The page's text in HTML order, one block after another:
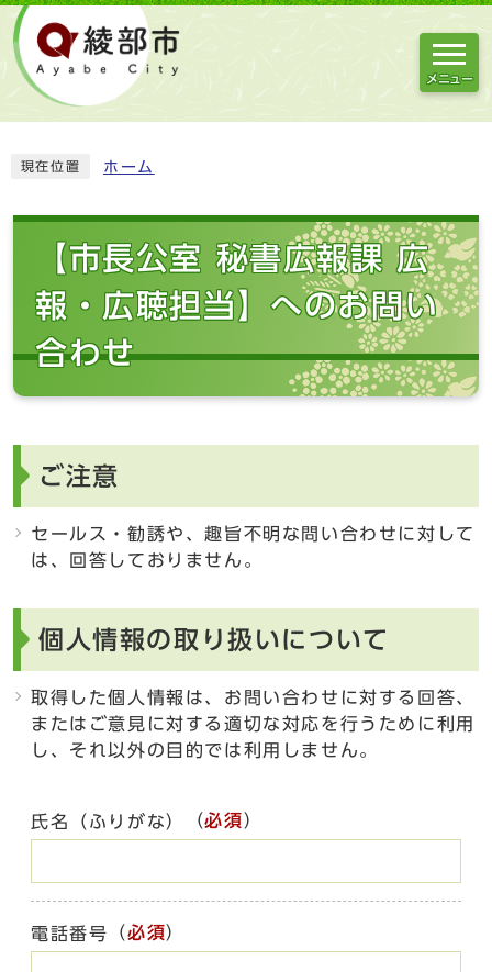
メニュー
現在位置 ホーム
【市長公室 秘書広報課 広
報・広聴担当】へのお問い
合わせ
ご注意
セールス・勧誘や、趣旨不明な問い合わせに対して
は、回答しておりません。
個人情報の取り扱いについて
取得した個人情報は、お問い合わせに対する回答、
またはご意見に対する適切な対応を行うために利用
し、それ以外の目的では利用しません。
氏名（ふりがな） （必須）
電話番号 （必須）